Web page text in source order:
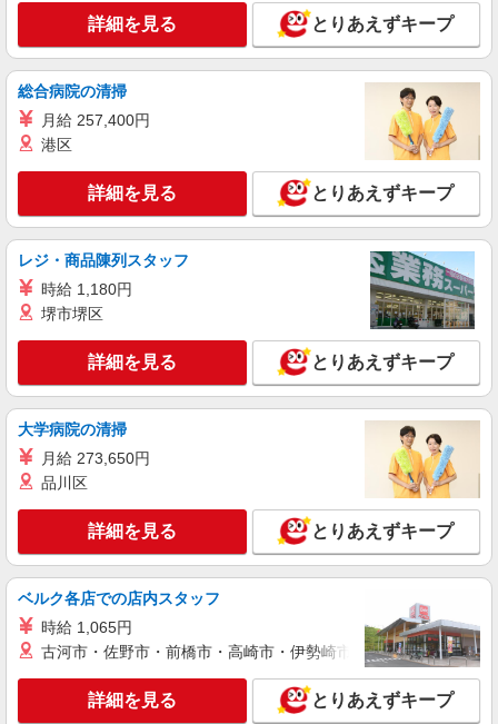
詳細を見る とりあえずキープ
総合病院の清掃
月給 257,400円
港区
詳細を見る とりあえずキープ
レジ・商品陳列スタッフ
時給 1,180円
堺市堺区
詳細を見る とりあえずキープ
大学病院の清掃
月給 273,650円
品川区
詳細を見る とりあえずキープ
ベルク各店での店内スタッフ
時給 1,065円
古河市・佐野市・前橋市・高崎市・伊勢崎市・太田市・館林市
詳細を見る とりあえずキープ